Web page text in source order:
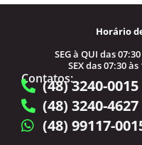
Horário
SEG à QUI das
SEX das 07:30
Contatos:
(48) 3240-0015
(48) 3240-4627
(48) 99117-